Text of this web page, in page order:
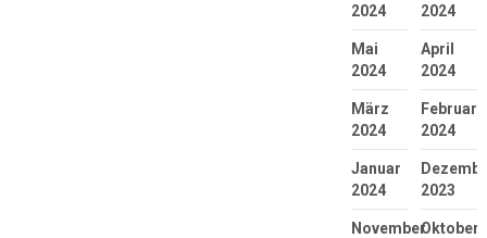
2024
2024
Mai
2024
April
2024
März
2024
Februar
2024
Januar
2024
2023
NovemberOktober